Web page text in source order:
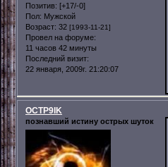
Позитив: [+17/-0]
Пол: Мужской
Возраст: 32 [1993-11-21]
Провел на форуме:
11 часов 42 минуты
Последний визит:
22 января, 2009г. 21:20:07
OCTP9IK
познавший истину острых шуток